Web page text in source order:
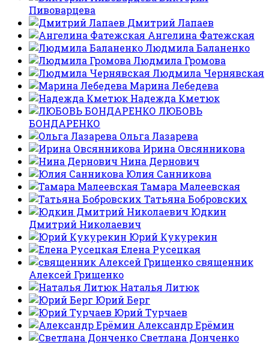
Пивоварцева
Дмитрий Лапаев
Ангелина Фатежская
Людмила Баланенко
Людмила Громова
Людмила Чернявская
Марина Лебедева
Надежда Кметюк
ЛЮБОВЬ
БОНДАРЕНКО
Ольга Лазарева
Ирина Овсянникова
Нина Дернович
Юлия Санникова
Тамара Малеевская
Татьяна Бобровских
Юдкин
Дмитрий Николаевич
Юрий Кукурекин
Елена Русецкая
священник
Алексей Грищенко
Наталья Литюк
Юрий Берг
Юрий Турчаев
Александр Ерёмин
Светлана Донченко